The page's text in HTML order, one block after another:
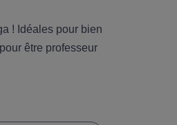
! Idéales pour bien
être professeur